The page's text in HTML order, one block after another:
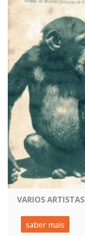
VARIOS ARTISTAS
saber mais